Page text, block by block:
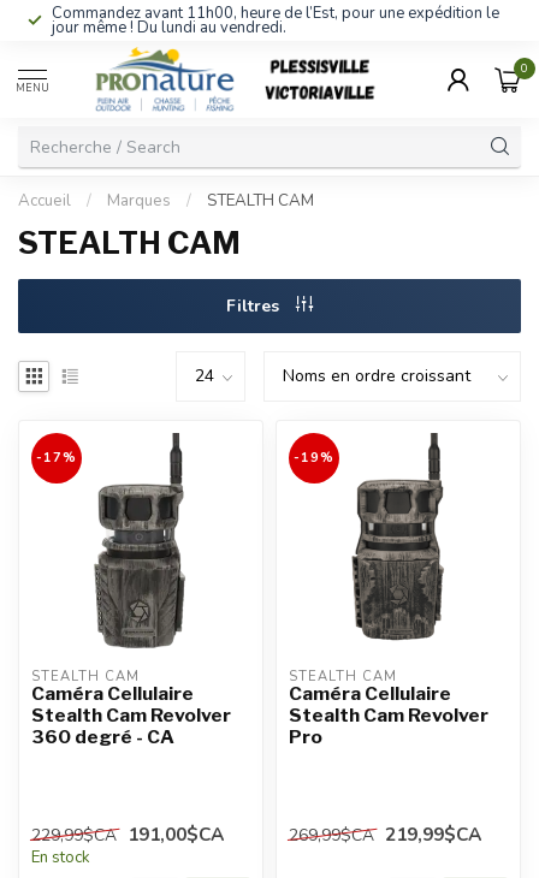
Commandez avant 11h00, heure de l’Est, pour une expédition le
jour même ! Du lundi au vendredi.
MENU
0
Accueil / Marques / STEALTH CAM
STEALTH CAM
Filtres
-17%
STEALTH CAM
Caméra Cellulaire
Stealth Cam Revolver
360 degré - CA
229,99$CA 191,00$CA
En stock
-19%
STEALTH CAM
Caméra Cellulaire
Stealth Cam Revolver
Pro
269,99$CA 219,99$CA